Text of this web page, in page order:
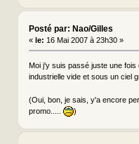
Posté par: Nao/Gilles
« le: 16 Mai 2007 à 23h30 »
Moi j'y suis passé juste une
industrielle vide et sous un ciel
(Oui, bon, je sais, y'a encore
promo.....
)